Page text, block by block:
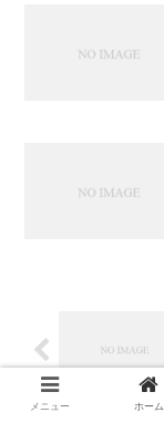
メニュー ホーム